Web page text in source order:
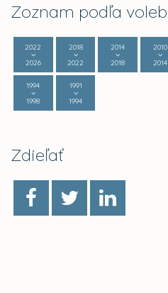
Zoznam podľa
2022
2026
2018
2022
2014
2018
2010
2014
1994
1998
1991
1994
Zdieľať